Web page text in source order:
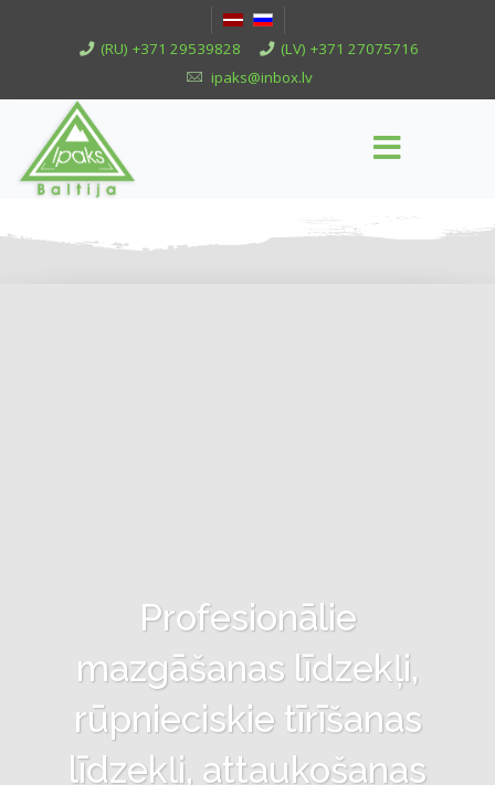
(RU) +371 29539828
(LV) +371 27075716
ipaks@inbox.lv
Profesionālie
mazgāšanas līdzekļi,
rūpnieciskie tīrīšanas
līdzekļi, attaukošanas